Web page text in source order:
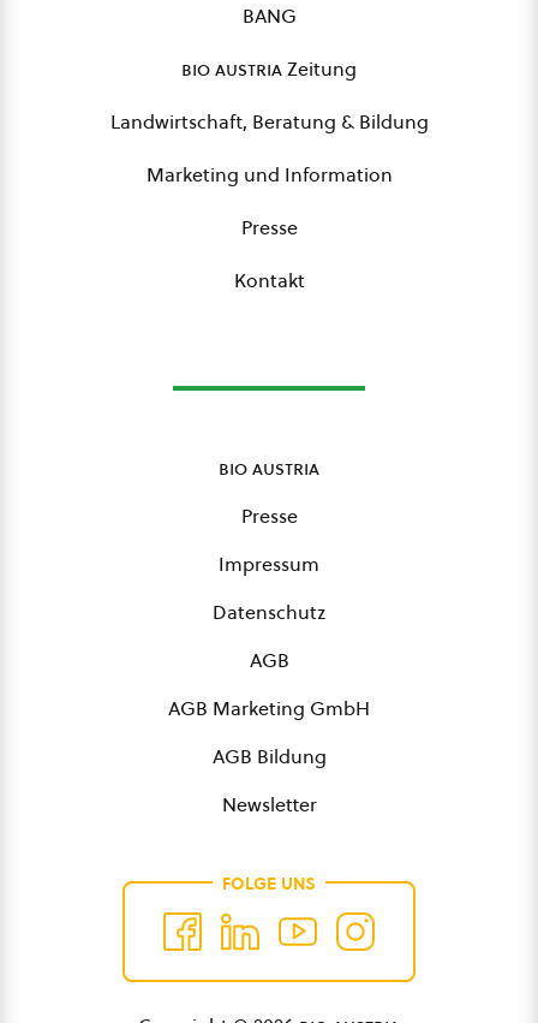
BANG
bio austriaZeitung
Landwirtschaft, Beratung & Bildung
Marketing und Information
Presse
Kontakt
bio austria
Presse
Impressum
Datenschutz
AGB
AGB Marketing GmbH
AGB Bildung
Newsletter
FOLGE UNS